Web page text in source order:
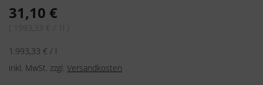
31,10 €
( 1993,33 € / 1l )
1.993,33 € / l
inkl. MwSt. zzgl. Versandkosten